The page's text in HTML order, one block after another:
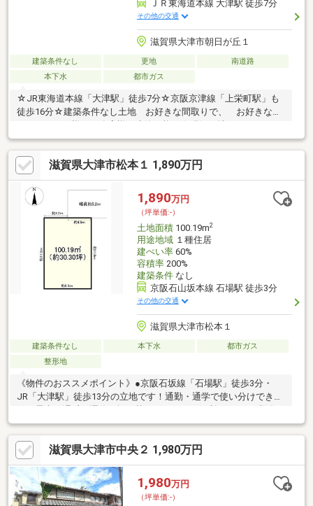
ＪＲ東海道本線 大津駅 徒歩7分
その他の交通
滋賀県大津市朝日が丘１
建築条件なし 更地
南道路
本下水
都市ガス
☆JR東海道本線「大津駅」徒歩7分☆京阪京津線「上栄町駅」も
徒歩16分☆建築条件なし土地 お好きな間取りで、 お好きなハ
滋賀県大津市松本１ 1,890万円
1,890万円
（坪単価:-）
土地面積100.19m2
用途地域１種住居
建ぺい率60%
容積率200%
建築条件なし
京阪石山坂本線 石場駅 徒歩3分
その他の交通
滋賀県大津市松本１
建築条件なし 本下水
都市ガス
整形地
《物件のおススメポイント》●京阪石坂線「石場駅」徒歩3分・
JR「大津駅」徒歩13分の立地です！通勤・通学で使い分けできた
の建物は売主様にて解体し、更地でのお引き渡しとなります！●
建築条件はございませんのでご希望のハウスメーカー・工務店さ
んで建物の建築が可能です！《周辺施設のおススメポイント》●
平野小学校まで約820ｍ●Oh！Me大津テラスまで約550ｍ●フレン
ドマート大津駅前店まで約880ｍ●マックスバリュ膳所店（24時間
営業）まで約1060ｍ
滋賀県大津市中央２ 1,980万円
1,980万円
（坪単価:-）